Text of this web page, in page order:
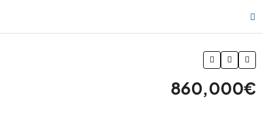
860,000€